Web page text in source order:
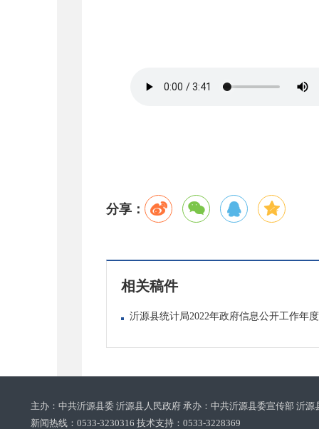
分享：
相关稿件
沂源县统计局2022年政府信息公开工作年
主办：中共沂源县委 沂源县人民政府 承办：中共沂源县委宣传部 沂
新闻热线：0533-3230316 技术支持：0533-3228369‌‌